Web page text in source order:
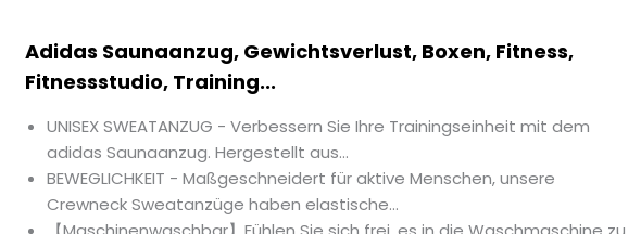
Adidas Saunaanzug, Gewichtsverlust, Boxen, Fitness,
Fitnessstudio, Training...
UNISEX SWEATANZUG - Verbessern Sie Ihre Trainingseinheit mit dem
adidas Saunaanzug. Hergestellt aus...
BEWEGLICHKEIT - Maßgeschneidert für aktive Menschen, unsere
Crewneck Sweatanzüge haben elastische...